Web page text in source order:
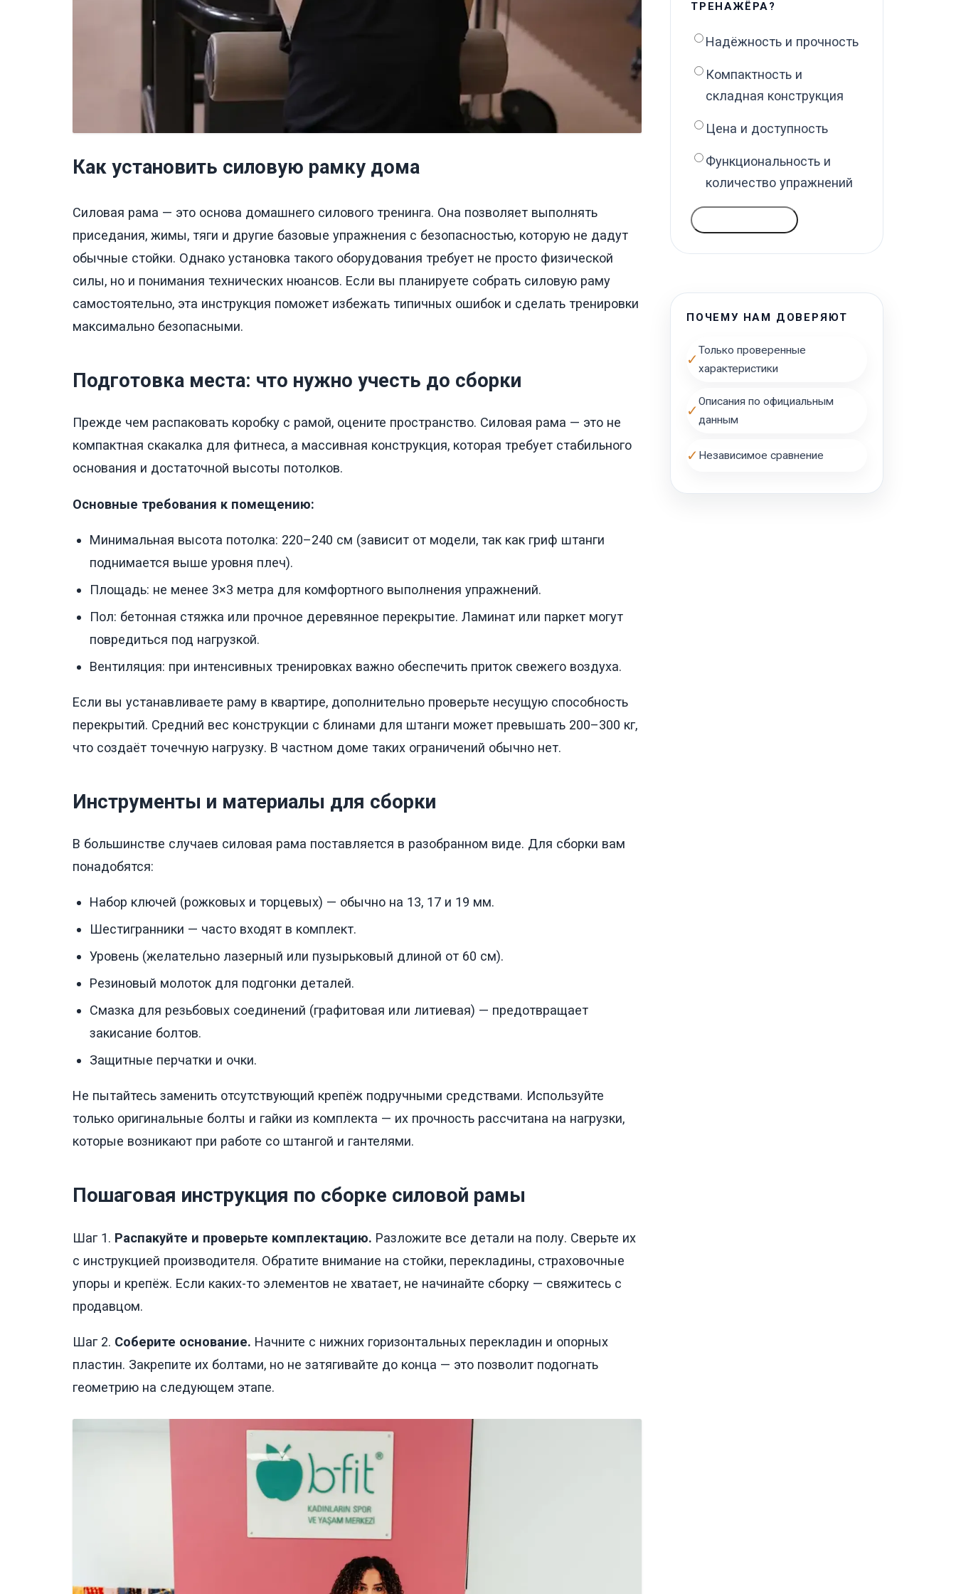
Как установить силовую рамку дома
Силовая рама — это основа домашнего силового тренинга. Она позволяет выполнять
приседания, жимы, тяги и другие базовые упражнения с безопасностью, которую не дадут
обычные стойки. Однако установка такого оборудования требует не просто физической
силы, но и понимания технических нюансов. Если вы планируете собрать силовую раму
самостоятельно, эта инструкция поможет избежать типичных ошибок и сделать тренировки
максимально безопасными.
Подготовка места: что нужно учесть до сборки
Прежде чем распаковать коробку с рамой, оцените пространство. Силовая рама — это не
компактная скакалка для фитнеса, а массивная конструкция, которая требует стабильного
основания и достаточной высоты потолков.
Основные требования к помещению:
Минимальная высота потолка: 220–240 см (зависит от модели, так как гриф штанги
поднимается выше уровня плеч).
Площадь: не менее 3×3 метра для комфортного выполнения упражнений.
Пол: бетонная стяжка или прочное деревянное перекрытие. Ламинат или паркет могут
повредиться под нагрузкой.
Вентиляция: при интенсивных тренировках важно обеспечить приток свежего воздуха.
Если вы устанавливаете раму в квартире, дополнительно проверьте несущую способность
перекрытий. Средний вес конструкции с блинами для штанги может превышать 200–300 кг,
что создаёт точечную нагрузку. В частном доме таких ограничений обычно нет.
Инструменты и материалы для сборки
В большинстве случаев силовая рама поставляется в разобранном виде. Для сборки вам
понадобятся:
Набор ключей (рожковых и торцевых) — обычно на 13, 17 и 19 мм.
Шестигранники — часто входят в комплект.
Уровень (желательно лазерный или пузырьковый длиной от 60 см).
Резиновый молоток для подгонки деталей.
Смазка для резьбовых соединений (графитовая или литиевая) — предотвращает
закисание болтов.
Защитные перчатки и очки.
Не пытайтесь заменить отсутствующий крепёж подручными средствами. Используйте
только оригинальные болты и гайки из комплекта — их прочность рассчитана на нагрузки,
которые возникают при работе со штангой и гантелями.
Пошаговая инструкция по сборке силовой рамы
Шаг 1. Распакуйте и проверьте комплектацию. Разложите все детали на полу. Сверьте их
с инструкцией производителя. Обратите внимание на стойки, перекладины, страховочные
упоры и крепёж. Если каких-то элементов не хватает, не начинайте сборку — свяжитесь с
продавцом.
Шаг 2. Соберите основание. Начните с нижних горизонтальных перекладин и опорных
пластин. Закрепите их болтами, но не затягивайте до конца — это позволит подогнать
геометрию на следующем этапе.
ТРЕНАЖЁРА?
Надёжность и прочность
Компактность и
складная конструкция
Цена и доступность
Функциональность и
количество упражнений
ПОЧЕМУ НАМ ДОВЕРЯЮТ
✓
Только проверенные
характеристики
✓
Описания по официальным
данным
✓ Независимое сравнение